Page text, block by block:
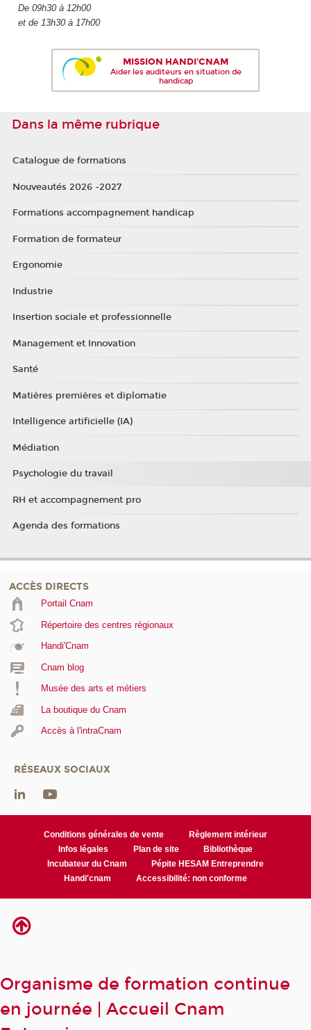
De 09h30 à 12h00
et de 13h30 à 17h00
MISSION HANDI'CNAM
Aider les auditeurs en situation de
handicap
Dans la même rubrique
Catalogue de formations
Nouveautés 2026 -2027
Formations accompagnement handicap
Formation de formateur
Ergonomie
Industrie
Insertion sociale et professionnelle
Management et Innovation
Santé
Matières premières et diplomatie
Intelligence artificielle (IA)
Médiation
Psychologie du travail
RH et accompagnement pro
Agenda des formations
ACCÈS DIRECTS
Portail Cnam
Répertoire des centres régionaux
Handi'Cnam
Cnam blog
Musée des arts et métiers
La boutique du Cnam
Accès à l'intraCnam
RÉSEAUX SOCIAUX
Conditions générales de vente
Règlement intérieur
Infos légales
Plan de site
Bibliothèque
Incubateur du Cnam
Pépite HESAM Entreprendre
Handi'cnam
Accessibilité: non conforme
Organisme de formation continue
en journée | Accueil Cnam